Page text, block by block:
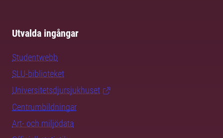
Utvalda ingångar
Studentwebb
SLU-biblioteket
Universitetsdjursjukhuset
Centrumbildningar
Art- och miljödata